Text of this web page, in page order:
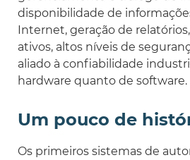
disponibilidade de
Internet, geração de
ativos, altos níveis de
aliado à confiabilidade
hardware quanto de software.
Um pouco de
Os primeiros sistemas de